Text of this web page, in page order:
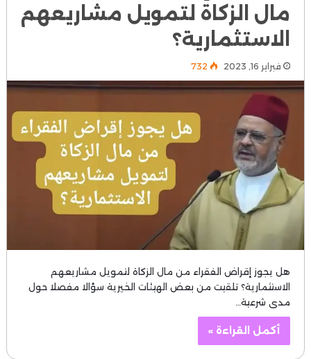
مال الزكاة لتمويل مشاريعهم
الاستثمارية؟
فبراير 16, 2023 732
هل يجوز إقراض الفقراء من مال الزكاة لتمويل مشاريعهم
الاستثمارية؟ تلقيت من بعض الهيئات الخيرية سؤالا مفصلا حول
مدى شرعية…
أكمل القراءة »